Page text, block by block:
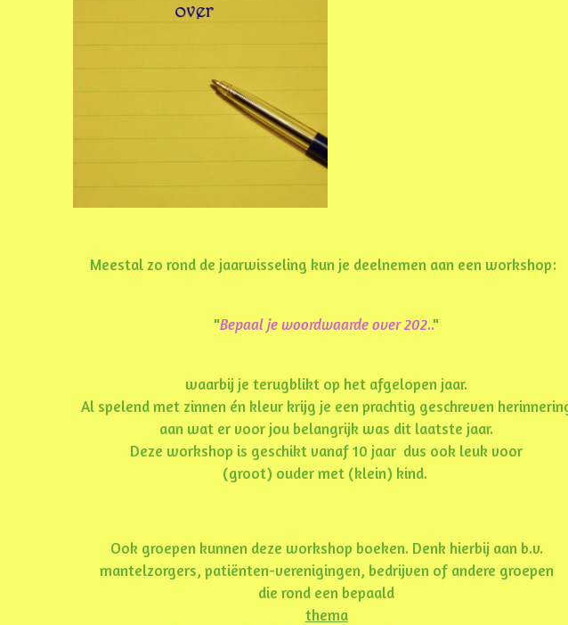
Meestal zo rond de jaarwisseling kun je deelnemen aan een workshop:
"Bepaal je woordwaarde over 202.."
waarbij je terugblikt op het afgelopen jaar.
Al spelend met zinnen én kleur krijg je een prachtig geschreven
aan wat er voor jou belangrijk was dit laatste jaar.
Deze workshop is geschikt vanaf 10 jaar dus ook leuk voor
(groot) ouder met (klein) kind.
Ook groepen kunnen deze workshop boeken. Denk hierbij aan b.v.
mantelzorgers, patiënten-verenigingen, bedrijven of andere groepen
die rond een bepaald
thema